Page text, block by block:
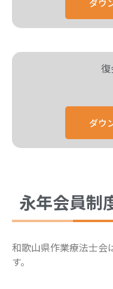
復
ダウ
永年会員制
和歌山県作業療法士会
す。